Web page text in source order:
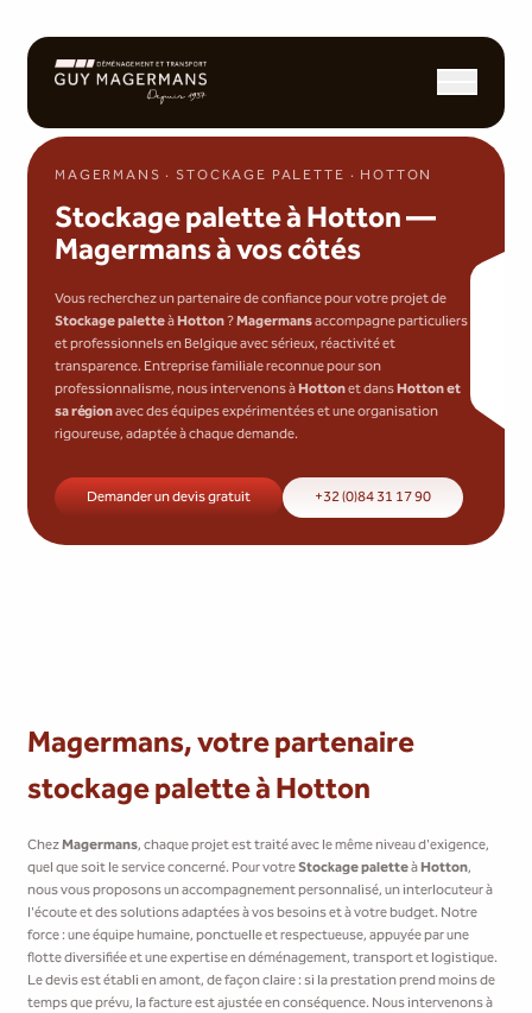
MAGERMANS · STOCKAGE PALETTE · HOTTON
Stockage palette à Hotton —
Magermans à vos côtés
Vous recherchez un partenaire de confiance pour votre projet de
Stockage paletteàHotton ?Magermansaccompagne particuliers
et professionnels en Belgique avec sérieux, réactivité et
transparence. Entreprise familiale reconnue pour son
professionnalisme, nous intervenons àHottonet dansHotton et
sa régionavec des équipes expérimentées et une organisation
rigoureuse, adaptée à chaque demande.
Demander un devis gratuit +32 (0)84 31 17 90
Magermans, votre partenaire
stockage palette à Hotton
ChezMagermans, chaque projet est traité avec le même niveau d'exigence,
quel que soit le service concerné. Pour votreStockage paletteàHotton,
nous vous proposons un accompagnement personnalisé, un interlocuteur à
l'écoute et des solutions adaptées à vos besoins et à votre budget. Notre
force : une équipe humaine, ponctuelle et respectueuse, appuyée par une
flotte diversifiée et une expertise en déménagement, transport et logistique.
Le devis est établi en amont, de façon claire : si la prestation prend moins de
temps que prévu, la facture est ajustée en conséquence. Nous intervenons à